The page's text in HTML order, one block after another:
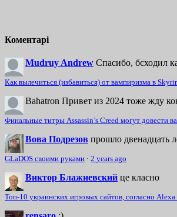
Коментарі
Mudruy Andrew Спасибо, бсходил
Как вылечиться (избавиться) от вампиризма в
Bahatron Привет из 2024 тоже жду
Финальные титры Assassin’s Creed могут довести
Вова Подрезов прошло двенадцать
GLaDOS своими руками · 2 years ago
Виктор Блажиевский це класно
Топ-10 украинских игровых сайтов, согласно